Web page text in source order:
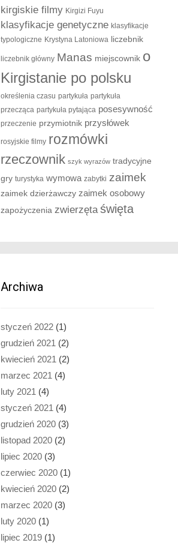
kirgiskie filmy Kirgizi Fuyu
klasyfikacje genetyczne klasyfikacje
typologiczne Krystyna Latoniowa liczebnik
liczebnik główny Manas miejscownik o
Kirgistanie po polsku
określenia czasu partykuła partykuła
przecząca partykuła pytająca posesywność
przeczenie przymiotnik przysłówek
rosyjskie filmy rozmówki
rzeczownik szyk wyrazów tradycyjne
gry turystyka wymowa zabytki zaimek
zaimek dzierżawczy zaimek osobowy
zapożyczenia zwierzęta święta
Archiwa
styczeń 2022 (1)
grudzień 2021 (2)
kwiecień 2021 (2)
marzec 2021 (4)
luty 2021 (4)
styczeń 2021 (4)
grudzień 2020 (3)
listopad 2020 (2)
lipiec 2020 (3)
czerwiec 2020 (1)
kwiecień 2020 (2)
marzec 2020 (3)
luty 2020 (1)
lipiec 2019 (1)